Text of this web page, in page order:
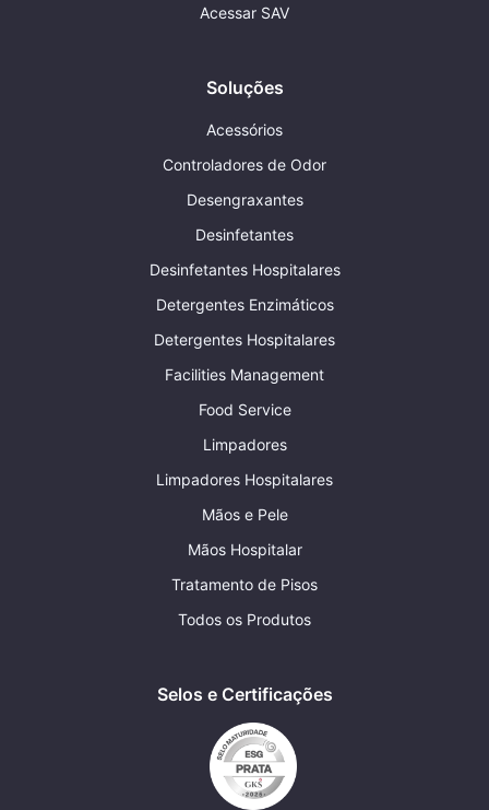
Acessar SAV
Soluções
Acessórios
Controladores de Odor
Desengraxantes
Desinfetantes
Desinfetantes Hospitalares
Detergentes Enzimáticos
Detergentes Hospitalares
Facilities Management
Food Service
Limpadores
Limpadores Hospitalares
Mãos e Pele
Mãos Hospitalar
Tratamento de Pisos
Todos os Produtos
Selos e Certificações